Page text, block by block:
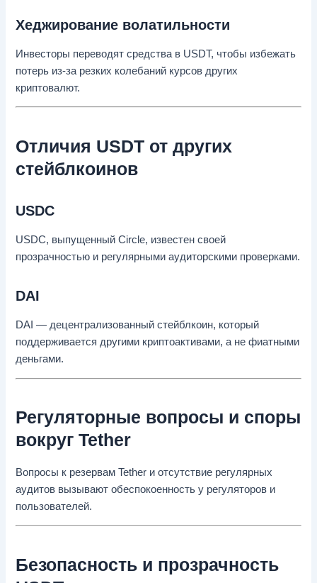
Хеджирование волатильности
Инвесторы переводят средства в USDT, чтобы избежать
потерь из-за резких колебаний курсов других
криптовалют.
Отличия USDT от других
стейблкоинов
USDC
USDC, выпущенный Circle, известен своей
прозрачностью и регулярными аудиторскими проверками.
DAI
DAI — децентрализованный стейблкоин, который
поддерживается другими криптоактивами, а не фиатными
деньгами.
Регуляторные вопросы и споры
вокруг Tether
Вопросы к резервам Tether и отсутствие регулярных
аудитов вызывают обеспокоенность у регуляторов и
пользователей.
Безопасность и прозрачность